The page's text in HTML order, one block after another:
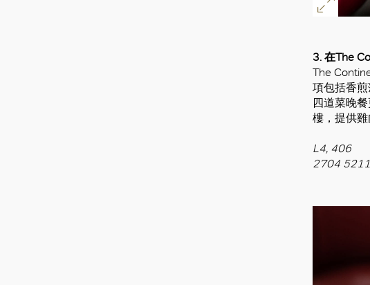
3. 在The
The
項包括香
四道菜晚
樓，提供
L4, 406
2704 5211